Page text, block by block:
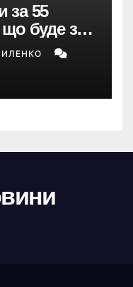
за 55
що буде з
і The